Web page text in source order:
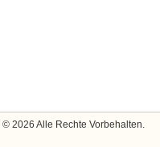
© 2026 Alle Rechte Vorbehalten.